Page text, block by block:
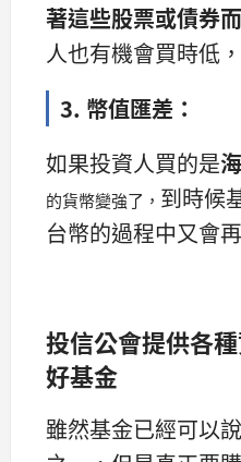
著這些股票或債券
人也有機會買時低
3. 幣值匯差：
如果投資人買的是
的貨幣變強了， 到時候
台幣的過程中又會
投信公會提供各
好基金
雖然基金已經可以